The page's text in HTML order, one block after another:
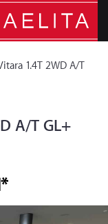
1.4T 2WD A/T
A/T GL+